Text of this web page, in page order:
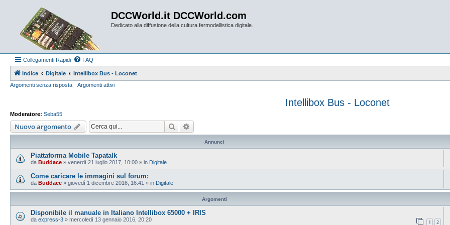
DCCWorld.it DCCWorld.com
Dedicato alla diffusione della cultura fermodellistica digitale.
Collegamenti Rapidi FAQ
Indice Digitale
Intellibox Bus - Loconet
Argomenti senza risposta
Argomenti attivi
Intellibox Bus - Loconet
Moderatore: Seba55
Nuovo argomento Cerca
Annunci
Piattaforma Mobile Tapatalk
da Buddace » venerdì 21 luglio 2017, 10:00 » in Digitale
Come caricare le immagini sul forum:
da Buddace » giovedì 1 dicembre 2016, 16:41 » in Digitale
Argomenti
Disponibile il manuale in Italiano Intellibox 65000 + IRIS
da express-3 » mercoledì 13 gennaio 2016, 20:20 1 2